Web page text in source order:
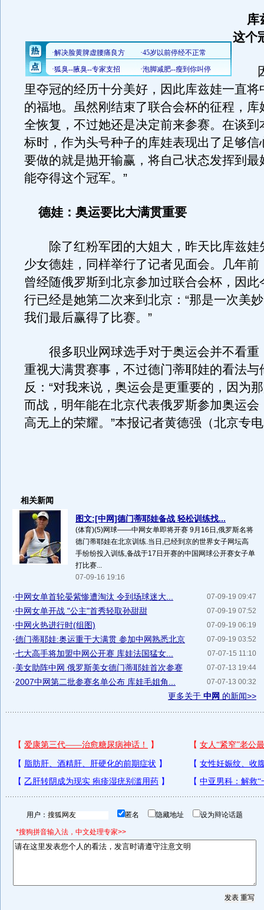
库
这个
因
里夺冠的经历十分美好，因此库兹娃一直将
的福地。虽然刚结束了联合会杯的征程，库
全恢复，不过她还是决定前来参赛。在谈到
标时，作为头号种子的库娃表现出了足够信
要做的就是抛开输赢，将自己状态发挥到最
能夺得这个冠军。”
德娃：奥运要比大满贯重要
除了红粉军团的大姐大，昨天比库兹娃
少女德娃，同样举行了记者见面会。几年前
曾经随俄罗斯到北京参加过联合会杯，因此
行已经是她第二次来到北京：“那是一次美
我们最后赢得了比赛。”
很多职业网球选手对于奥运会并不看重
重视大满贯赛事，不过德门蒂耶娃的看法与
反：“对我来说，奥运会是更重要的，因为
而战，明年能在北京代表俄罗斯参加奥运会
高无上的荣耀。”本报记者黄德强（北京专
相关新闻
图文:[中网]德门蒂耶娃备战 轻松训练找...
(体育)(5)网球――中网女单即将开赛 9月16日,俄罗斯名将
德门蒂耶娃在北京训练.当日,已经到京的世界女子网坛高
手纷纷投入训练,备战于17日开赛的中国网球公开赛女子单
打比赛...
07-09-16 19:16
07-09-19 09:47
·中网女单首轮晏紫惨遭淘汰 令到场球迷大...
07-09-19 07:52
·中网女单开战 "公主"首秀轻取孙甜甜
07-09-19 06:19
·中网火热进行时(组图)
07-09-19 03:52
·德门蒂耶娃:奥运重于大满贯 参加中网熟悉北京
07-07-15 11:10
·七大高手将加盟中网公开赛 库娃法国猛女...
07-07-13 19:44
·美女助阵中网 俄罗斯美女德门蒂耶娃首次参赛
07-07-13 00:32
·2007中网第二批参赛名单公布 库娃毛姐角...
更多关于 中网 的新闻>>
用户： 匿名 隐藏地址 设为辩论话题
*搜狗拼音输入法，中文处理专家>>